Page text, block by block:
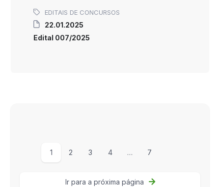
EDITAIS DE CONCURSOS
22.01.2025
Edital 007/2025
1 2 3 4 … 7
Ir para a próxima página